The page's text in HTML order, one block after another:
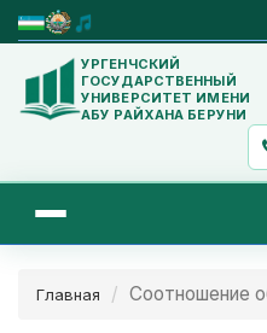
УРГЕНЧСКИЙ
ГОСУДАРСТВЕННЫЙ
УНИВЕРСИТЕТ ИМЕНИ
АБУ РАЙХАНА БЕРУНИ
Главная Соотношение